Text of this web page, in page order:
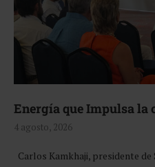
Energía que Impulsa
4 agosto, 2026
Carlos Kamkhaji, presidente